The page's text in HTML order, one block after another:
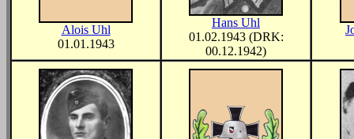
Alois Uhl
01.01.1943
Hans Uhl
01.02.1943 (DRK:
00.12.1942)